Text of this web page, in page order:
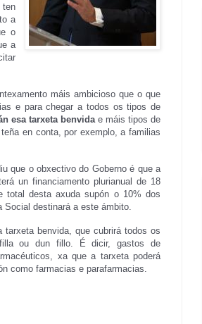
ten
a
o
a
máis ambicioso que o que
e para chegar a todos os tipos de
esa tarxeta benvida e máis tipos de
en conta, por exemplo, a familias
que o obxectivo do Goberno é que a
un financiamento plurianual de 18
total desta axuda supón o 10% dos
destinará a este ámbito.
benvida, que cubrirá todos os
filla ou dun fillo. É dicir, gastos de
xa que a tarxeta poderá
como farmacias e parafarmacias.